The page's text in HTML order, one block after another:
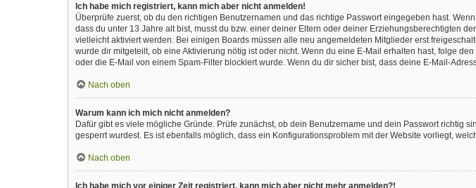
Ich habe mich registriert, kann mich aber nicht anmelden!
Überprüfe zuerst, ob du den richtigen Benutzernamen und das richtige Passwort eingegeben hast.
dass du unter 13 Jahre alt bist, musst du bzw. einer deiner Eltern oder deiner Erziehungsberechtigten
vielleicht aktiviert werden. Bei einigen Boards müssen alle neu angemeldeten Mitglieder erst
wurde dir mitgeteilt, ob eine Aktivierung nötig ist oder nicht. Wenn du eine E-Mail erhalten hast, folge
oder die E-Mail von einem Spam-Filter blockiert wurde. Wenn du dir sicher bist, dass deine E-Mail-
Nach oben
Warum kann ich mich nicht anmelden?
Dafür gibt es viele mögliche Gründe. Prüfe zunächst, ob dein Benutzername und dein Passwort richtig
gesperrt wurdest. Es ist ebenfalls möglich, dass ein Konfigurationsproblem mit der Website vorliegt,
Nach oben
Ich habe mich vor einiger Zeit registriert, kann mich aber nicht mehr anmelden?!